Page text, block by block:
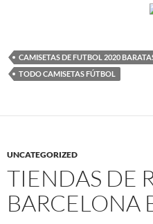
CAMISETAS DE FUTBOL 2020
TODO CAMISETAS FÚTBOL
UNCATEGORIZED
TIENDAS DE
BARCELONA